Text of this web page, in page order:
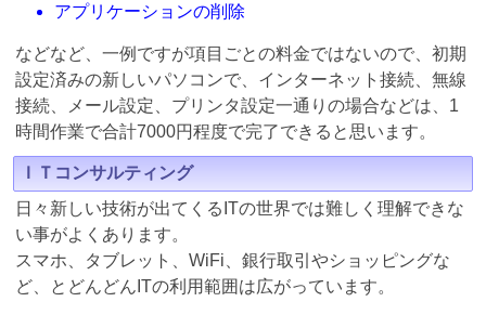
アプリケーションの削除
などなど、一例ですが項目ごとの料金ではないので、初期
設定済みの新しいパソコンで、インターネット接続、無線
接続、メール設定、プリンタ設定一通りの場合などは、1
時間作業で合計7000円程度で完了できると思います。
ＩＴコンサルティング
日々新しい技術が出てくるITの世界では難しく理解できな
い事がよくあります。
スマホ、タブレット、WiFi、銀行取引やショッピングな
ど、とどんどんITの利用範囲は広がっています。